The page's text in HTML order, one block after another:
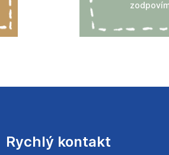
Rychlý kontakt